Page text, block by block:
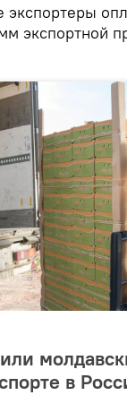
экспортеры
экспортной
в